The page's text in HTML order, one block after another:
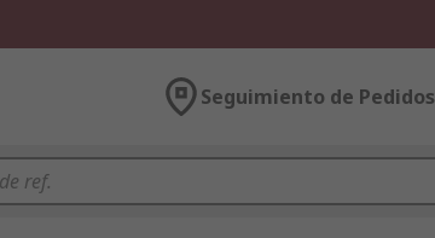
Seguimiento de Pedidos